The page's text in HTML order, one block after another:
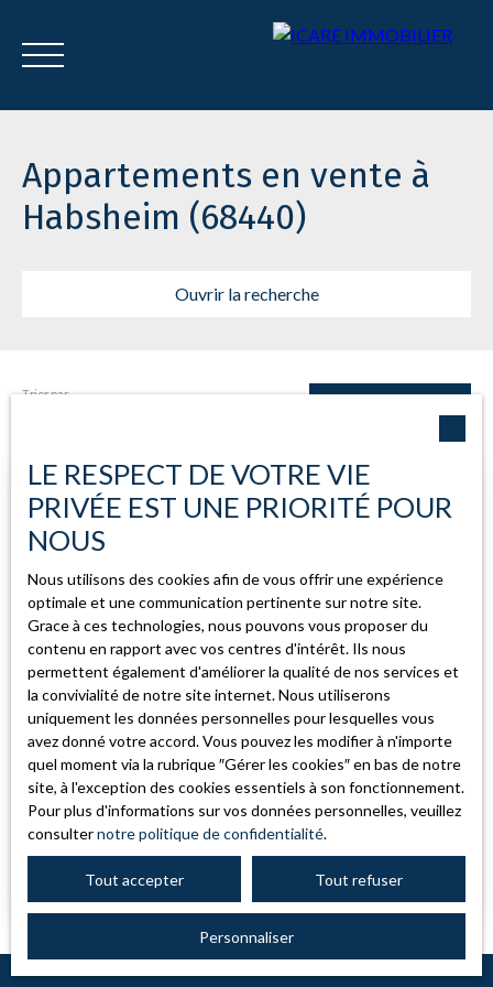
Menu
Appartements en vente à
Habsheim (68440)
Ouvrir la recherche
Appartement
Type de bien
Localisation
Budget max (€)
Surface min (m²)
Rechercher
Trier par
219 000€
Coup de cœur
Appartement lumineux avec terrasse,
garage et stationnements – Habsheim
3pièces 69.81m² Habsheim 68440
À vendre en exclusivité – Appartement lumineux avec
terrasse, garage et stationnements – Habsheim Situé
à Habsheim, au 2e et dernier étage avec ascenseur, cet
appartement de 70 m² offre un cadre de vie agréable,
lumineux et fonctionnel. Il se compose d’une belle
LE RESPECT DE VOTRE VIE
PRIVÉE EST UNE PRIORITÉ POUR
NOUS
Nous utilisons des cookies afin de vous offrir une expérience
optimale et une communication pertinente sur notre site.
Grace à ces technologies, nous pouvons vous proposer du
contenu en rapport avec vos centres d'intérêt. Ils nous
permettent également d'améliorer la qualité de nos services et
la convivialité de notre site internet. Nous utiliserons
uniquement les données personnelles pour lesquelles vous
avez donné votre accord. Vous pouvez les modifier à n'importe
quel moment via la rubrique ″Gérer les cookies″ en bas de notre
site, à l'exception des cookies essentiels à son fonctionnement.
Pour plus d'informations sur vos données personnelles, veuillez
consulternotre politique de confidentialité.
Tout accepter Tout refuser
Personnaliser